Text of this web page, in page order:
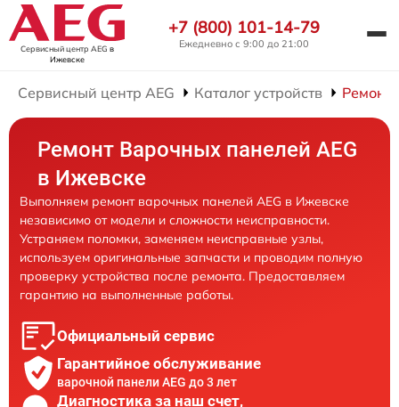
Сервисный центр AEG в
Ижевске
+7 (800) 101-14-79
Ежедневно с 9:00 до 21:00
Сервисный центр AEG Каталог устройств Ремонт
Ремонт Варочных панелей AEG
в Ижевске
Выполняем ремонт варочных панелей AEG в Ижевске
независимо от модели и сложности неисправности.
Устраняем поломки, заменяем неисправные узлы,
используем оригинальные запчасти и проводим полную
проверку устройства после ремонта. Предоставляем
гарантию на выполненные работы.
Официальный сервис
Гарантийное обслуживание
варочной панели AEG до 3 лет
Диагностика за наш счет,